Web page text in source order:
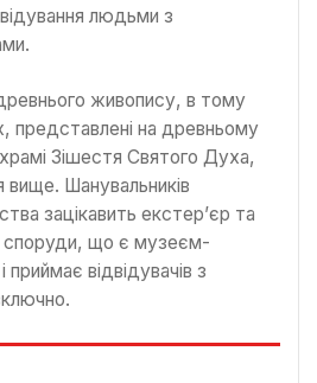
людьми з
живопису, в тому
представлені на древньому
Зішестя Святого Духа,
вище. Шанувальників
зацікавить екстер’єр та
споруди, що є музеєм-
відвідувачів з